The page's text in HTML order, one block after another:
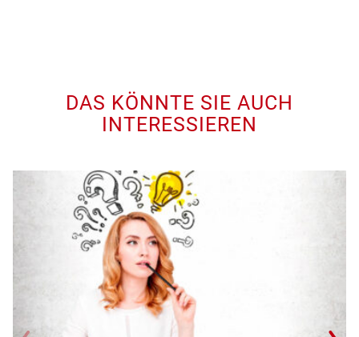
DAS KÖNNTE SIE AUCH
INTERESSIEREN